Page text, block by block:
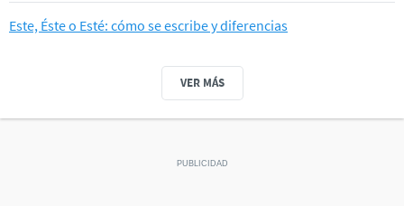
Este, Éste o Esté: cómo se escribe y diferencias
VER MÁS